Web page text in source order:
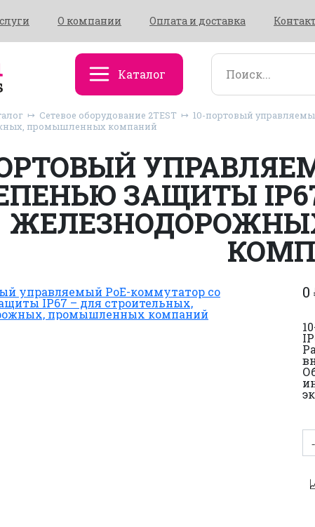
О компании Оплата и доставка
Каталог
Сетевое оборудование 2TEST
10-портовый
промышленных компаний
ЗАЩИТЫ
0